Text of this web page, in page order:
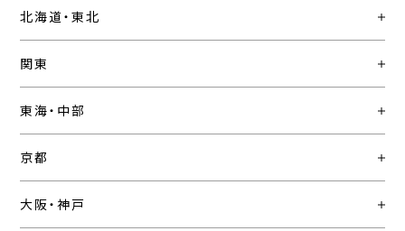
北海道・東北
関東
東海・中部
京都
大阪・神戸